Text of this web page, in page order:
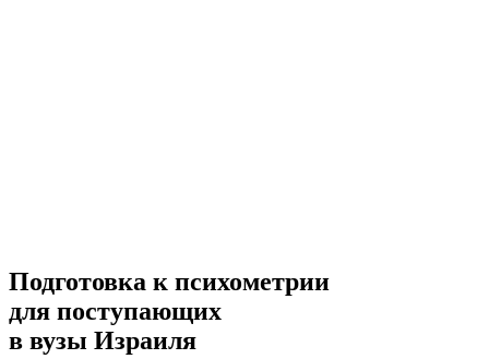
Подготовка к психометрии
для поступающих
в вузы Израиля